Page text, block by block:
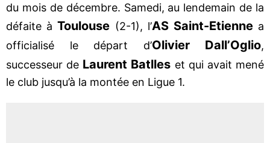
du mois de décembre. Samedi, au lendemain de la
défaite àToulouse (2-1), l’AS Saint-Etiennea
officialisé le départ d’Olivier Dall’Oglio,
successeur de Laurent Batlles et qui avait mené
le club jusqu’à la montée en Ligue 1.